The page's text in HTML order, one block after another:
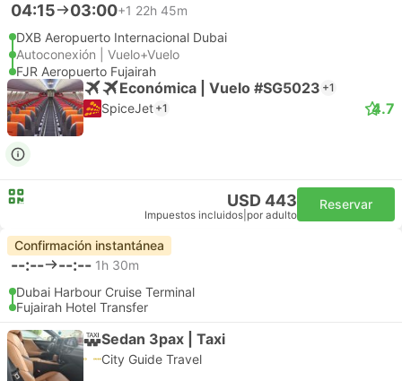
04:15 03:00+1 22h 45m
DXB Aeropuerto Internacional Dubai
Autoconexión | Vuelo+Vuelo
FJR Aeropuerto Fujairah
Económica | Vuelo #SG5023 +1
SpiceJet +1 4.7
USD 443
Impuestos incluidos por adulto
Reservar
Confirmación instantánea
--:-- --:-- 1h 30m
Dubai Harbour Cruise Terminal
Fujairah Hotel Transfer
Sedan 3pax | Taxi
City Guide Travel